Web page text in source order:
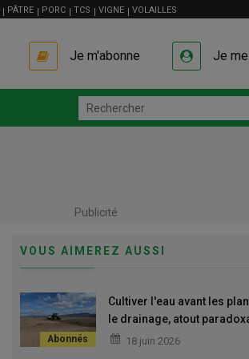
PÂTRE PORC TCS VIGNE VOLAILLES
Je m'abonne Je
Publicité
VOUS AIMEREZ AUSSI
Cultiver l'eau avant les
le drainage, atout
sec18 juin 2026